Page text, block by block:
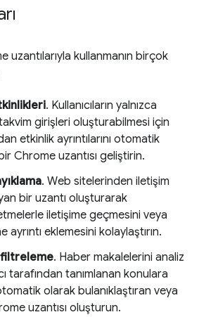
uzantılarıyla kullanmanın birçok
. Kullanıcıların yalnızca
girişleri oluşturabilmesi için
etkinlik ayrıntılarını otomatik
Chrome uzantısı geliştirin.
. Web sitelerinden iletişim
bir uzantı oluşturarak
iletişime geçmesini veya
ayrıntı eklemesini kolaylaştırın.
filtreleme. Haber makalelerini analiz
tarafından tanımlanan konulara
olarak bulanıklaştıran veya
uzantısı oluşturun.